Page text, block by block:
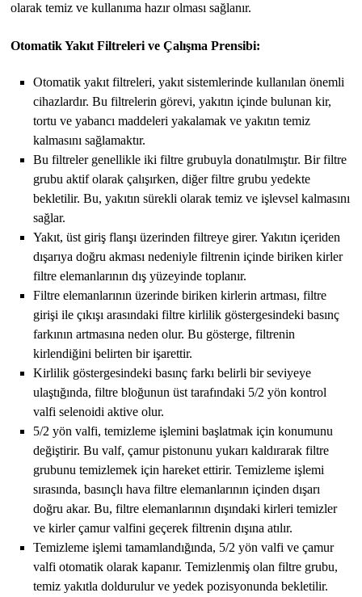
olarak temiz ve kullanıma hazır olması sağlanır.
Otomatik Yakıt Filtreleri ve Çalışma Prensibi:
Otomatik yakıt filtreleri, yakıt sistemlerinde kullanılan önemli
cihazlardır. Bu filtrelerin görevi, yakıtın içinde bulunan kir,
tortu ve yabancı maddeleri yakalamak ve yakıtın temiz
kalmasını sağlamaktır.
Bu filtreler genellikle iki filtre grubuyla donatılmıştır. Bir filtre
grubu aktif olarak çalışırken, diğer filtre grubu yedekte
bekletilir. Bu, yakıtın sürekli olarak temiz ve işlevsel kalmasını
sağlar.
Yakıt, üst giriş flanşı üzerinden filtreye girer. Yakıtın içeriden
dışarıya doğru akması nedeniyle filtrenin içinde biriken kirler
filtre elemanlarının dış yüzeyinde toplanır.
Filtre elemanlarının üzerinde biriken kirlerin artması, filtre
girişi ile çıkışı arasındaki filtre kirlilik göstergesindeki basınç
farkının artmasına neden olur. Bu gösterge, filtrenin
kirlendiğini belirten bir işarettir.
Kirlilik göstergesindeki basınç farkı belirli bir seviyeye
ulaştığında, filtre bloğunun üst tarafındaki 5/2 yön kontrol
valfi selenoidi aktive olur.
5/2 yön valfi, temizleme işlemini başlatmak için konumunu
değiştirir. Bu valf, çamur pistonunu yukarı kaldırarak filtre
grubunu temizlemek için hareket ettirir. Temizleme işlemi
sırasında, basınçlı hava filtre elemanlarının içinden dışarı
doğru akar. Bu, filtre elemanlarının dışındaki kirleri temizler
ve kirler çamur valfini geçerek filtrenin dışına atılır.
Temizleme işlemi tamamlandığında, 5/2 yön valfi ve çamur
valfi otomatik olarak kapanır. Temizlenmiş olan filtre grubu,
temiz yakıtla doldurulur ve yedek pozisyonunda bekletilir.